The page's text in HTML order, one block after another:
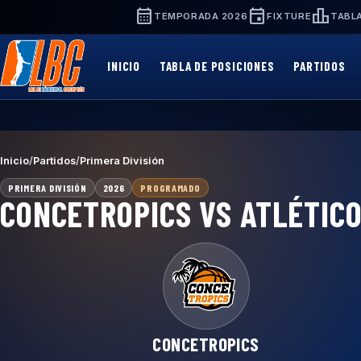
contenido
principal
calendar_month TEMPORADA 2026 eventFIXTURE leaderboard
INICIO TABLA DE POSICIONES PARTIDOS
Inicio/Partidos/Primera División
PRIMERA DIVISIÓN 2026 PROGRAMADO
CONCETROPICS VS ATLÉTICO
CONCETROPICS